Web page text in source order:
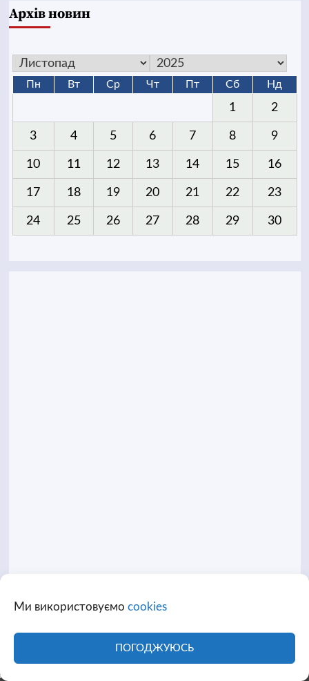
Ми використовуємо cookies
ПОГОДЖУЮСЬ
Архів новин
Пн Вт Ср Чт Пт Сб Нд
1 2
3 4 5 6 7 8 9
10 11 12 13 14 15 16
17 18 19 20 21 22 23
24 25 26 27 28 29 30
Головна
Структура власності
Вакансії Прес-кіт
Контакти
Про канал